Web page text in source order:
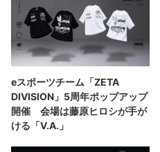
eスポーツチーム「ZETA
DIVISION」5周年ポップアップ
開催 会場は藤原ヒロシが手が
ける「V.A.」